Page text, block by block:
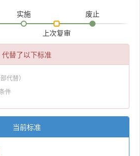
实施
上次复审
废止
代替了以下标准
部代替）
件
当前标准